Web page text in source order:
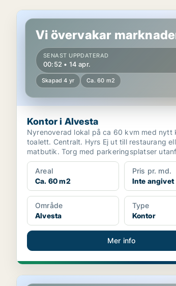
Kontor i Alvesta
Vi övervakar
SENAST UPPDATERAD
00:52 • 14 apr.
Skapad 4 yr Ca. 60 m2
Kontor i Alvesta
Nyrenoverad lokal på ca 60 kvm med nytt
toalett. Centralt. Hyrs Ej ut till restaurang
matbutik. Torg med parkeringsplatser
Areal
Ca. 60 m2
Pris pr. md.
Inte angivet
Område
Alvesta
Type
Kontor
Mer info
Butikslokal i Växjö